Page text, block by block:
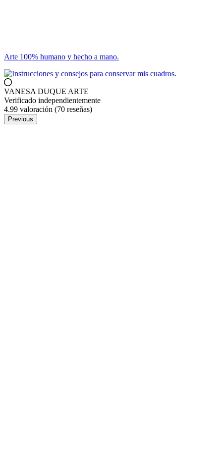
Arte 100% humano y hecho a mano.
VANESA DUQUE ARTE
Verificado independientemente
4.99 valoración (70 reseñas)
Previous